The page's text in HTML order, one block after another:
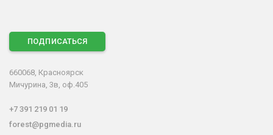
ПОДПИСАТЬСЯ
660068, Красноярск
Мичурина, 3в, оф.405
+7 391 219 01 19
forest@pgmedia.ru